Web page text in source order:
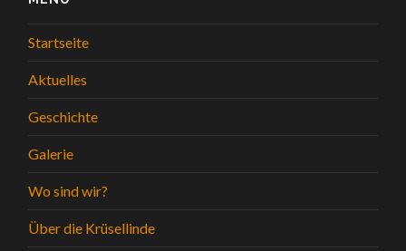
Startseite
Aktuelles
Geschichte
Galerie
Wo sind wir?
Über die Krüsellinde